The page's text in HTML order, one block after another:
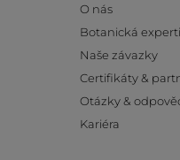
O nás
Botanická
Naše závazky
Certifikáty &
Otázky &
Kariéra